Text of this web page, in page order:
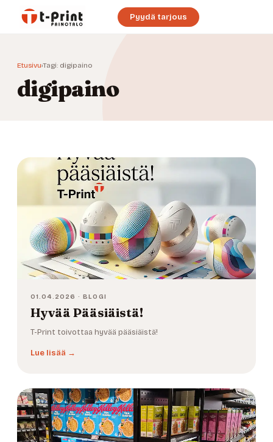
Pyydä tarjous
Etusivu›Tagi: digipaino
digipaino
01.04.2026 · BLOGI
Hyvää Pääsiäistä!
T-Print toivottaa hyvää pääsiäistä!
Lue lisää →